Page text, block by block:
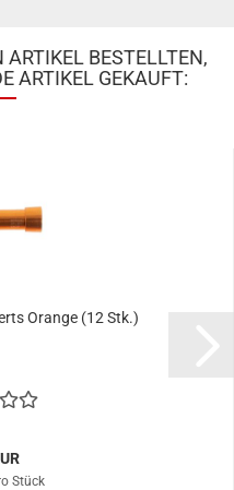
ARTIKEL BESTELLTEN,
ARTIKEL GEKAUFT:
Orange (12 Stk.)
Stück